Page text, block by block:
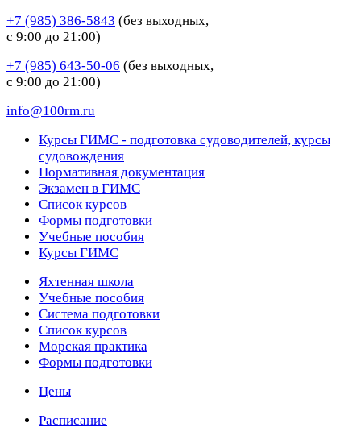
+7 (985) 386-5843 (без выходных,
с 9:00 до 21:00)
+7 (985) 643-50-06 (без выходных,
с 9:00 до 21:00)
info@100rm.ru
Курсы ГИМС - подготовка судоводителей, курсы
судовождения
Нормативная документация
Экзамен в ГИМС
Список курсов
Формы подготовки
Учебные пособия
Курсы ГИМС
Яхтенная школа
Учебные пособия
Cистема подготовки
Список курсов
Морская практика
Формы подготовки
Цены
Расписание